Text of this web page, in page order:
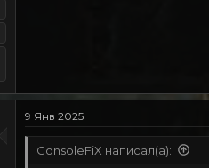
9 Янв 2025
ConsoleFiX написал(а):